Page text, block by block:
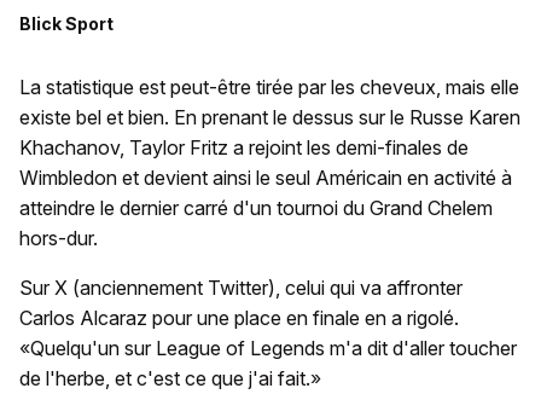
Blick Sport
La statistique est peut-être tirée par les cheveux, mais elle
existe bel et bien. En prenant le dessus sur le Russe Karen
Khachanov, Taylor Fritz a rejoint les demi-finales de
Wimbledon et devient ainsi le seul Américain en activité à
atteindre le dernier carré d'un tournoi du Grand Chelem
hors-dur.
Sur X (anciennement Twitter), celui qui va affronter
Carlos Alcaraz pour une place en finale en a rigolé.
«Quelqu'un sur League of Legends m'a dit d'aller toucher
de l'herbe, et c'est ce que j'ai fait.»